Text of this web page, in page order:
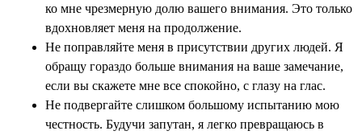
ко мне чрезмерную долю вашего внимания. Это только
вдохновляет меня на продолжение.
Не поправляйте меня в присутствии других людей. Я
обращу гораздо больше внимания на ваше замечание,
если вы скажете мне все спокойно, с глазу на глас.
Не подвергайте слишком большому испытанию мою
честность. Будучи запутан, я легко превращаюсь в